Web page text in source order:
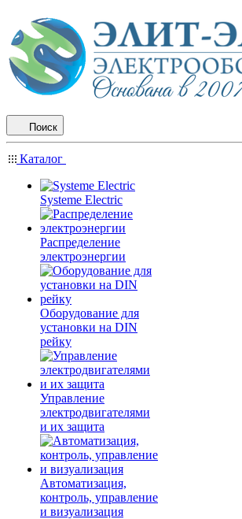
Поиск
Каталог
Systeme Electric
Распределение
электроэнергии
Оборудование для
установки на DIN
рейку
Управление
электродвигателями
и их защита
Автоматизация,
контроль, управление
и визуализация